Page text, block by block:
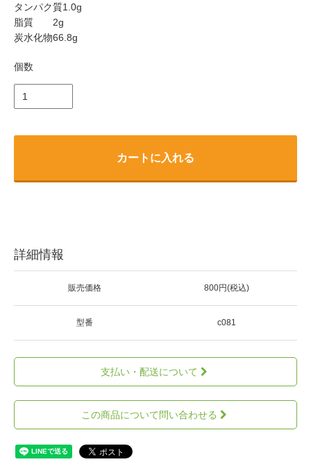
タンパク質1.0g
脂質 2g
炭水化物66.8g
個数
カートに入れる
詳細情報
販売価格 800円(税込)
型番 c081
支払い・配送について
この商品について問い合わせる